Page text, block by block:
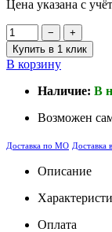
Цена указана с
−
+
Купить в 1 клик
В корзину
Наличие: В
Возможен
Доставка по МО Доставка
Описание
Оплата